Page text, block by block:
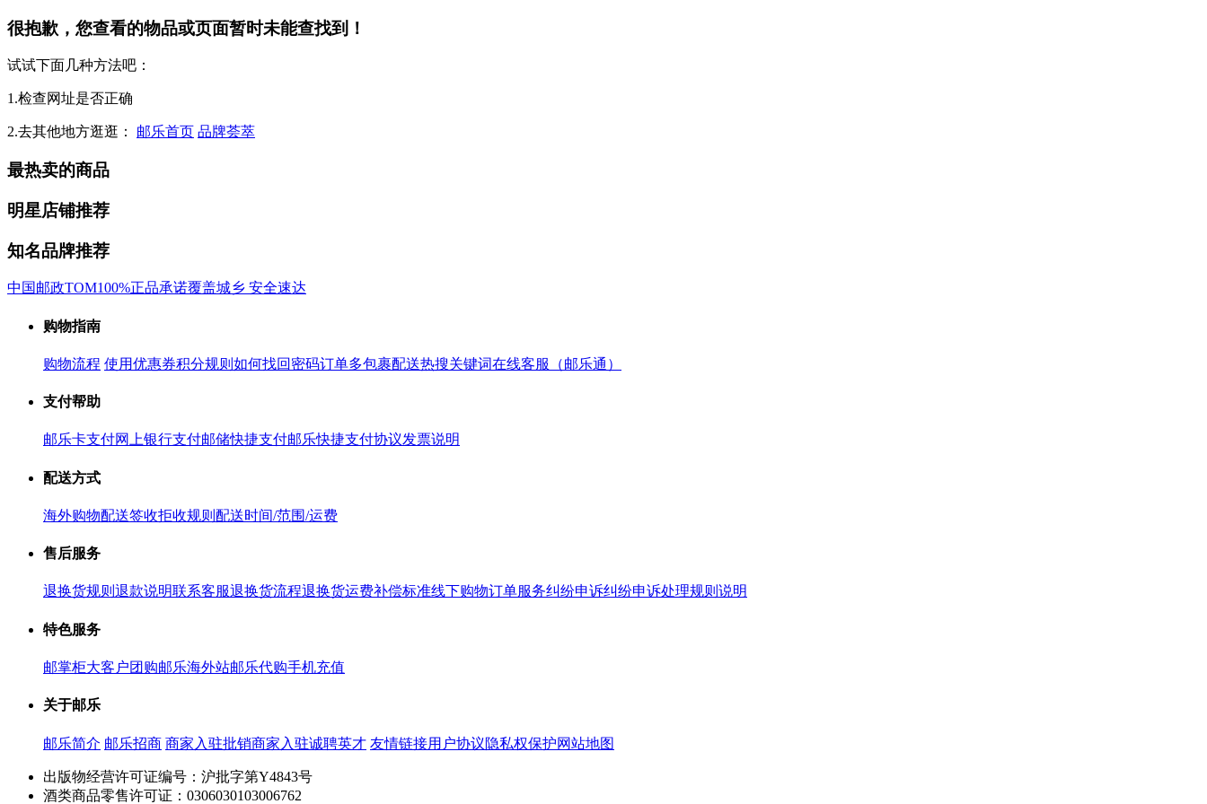
很抱歉，您查看的物品或页面暂时未能查找到！
试试下面几种方法吧：
1.检查网址是否正确
2.去其他地方逛逛： 邮乐首页 品牌荟萃
最热卖的商品
明星店铺推荐
知名品牌推荐
中国邮政TOM100%正品承诺覆盖城乡 安全速达
购物指南
购物流程 使用优惠券积分规则 如何找回密码订单多包裹配送热搜关键词在线客服（邮乐通）
支付帮助
邮乐卡支付网上银行支付邮储快捷支付邮乐快捷支付协议发票说明
配送方式
海外购物配送签收拒收规则 配送时间/范围/运费
售后服务
退换货规则 退款说明联系客服退换货流程退换货运费补偿标准线下购物订单服务纠纷申诉纠纷申诉处理规则说明
特色服务
邮掌柜大客户团购邮乐海外站邮乐代购手机充值
关于邮乐
邮乐简介 邮乐招商 商家入驻批销商家入驻诚聘英才 友情链接用户协议隐私权保护网站地图
出版物经营许可证编号：沪批字第Y4843号
酒类商品零售许可证：0306030103006762